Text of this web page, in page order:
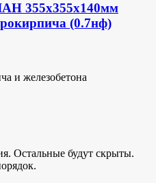
355х355х140мм
(0.7нф)
и железобетона
Остальные будут скрыты.